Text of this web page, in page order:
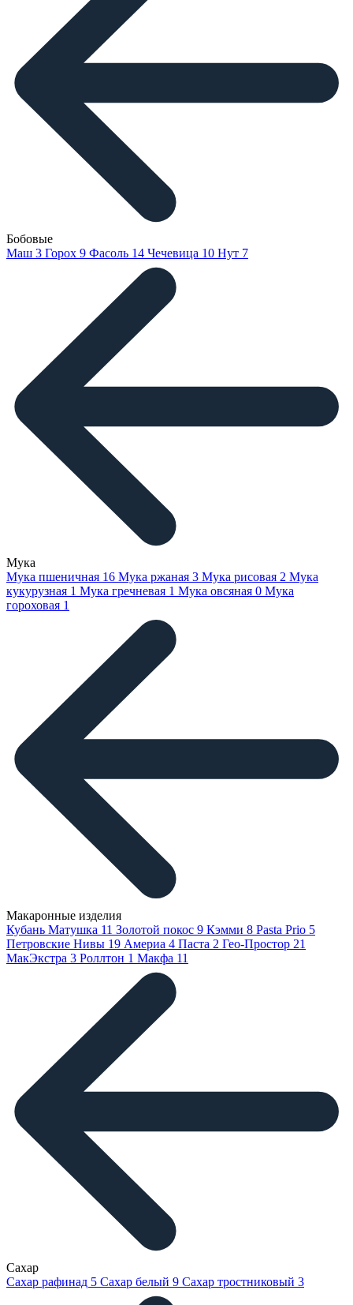
Бобовые
Маш 3 Горох 9 Фасоль 14 Чечевица 10 Нут 7
Мука
Мука пшеничная 16 Мука ржаная 3 Мука рисовая 2 Мука
кукурузная 1 Мука гречневая 1 Мука овсяная 0 Мука
гороховая 1
Макаронные изделия
Кубань Матушка 11 Золотой покос 9 Кэмми 8 Pasta Prio 5
Петровские Нивы 19 Америа 4 Паста 2 Гео-Простор 21
МакЭкстра 3 Роллтон 1 Макфа 11
Сахар
Сахар рафинад 5 Сахар белый 9 Сахар тростниковый 3